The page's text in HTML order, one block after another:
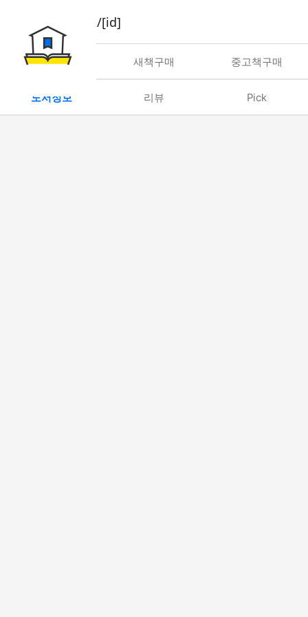
book/rent/[id]
대여 새책구매 중고책구매
도서정보 리뷰 Pick